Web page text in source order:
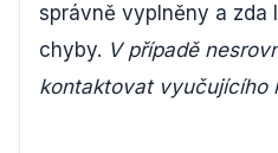
správně vyplněny a zda
chyby. V případě
kontaktovat vyučujícího